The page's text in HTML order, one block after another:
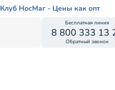
Клуб НосМаг - Цены как опт
Бесплатная линия
8 800 333 13
Обратный звонок